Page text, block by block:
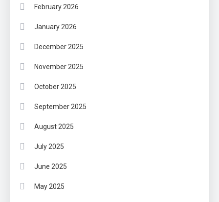
February 2026
January 2026
December 2025
November 2025
October 2025
September 2025
August 2025
July 2025
June 2025
May 2025